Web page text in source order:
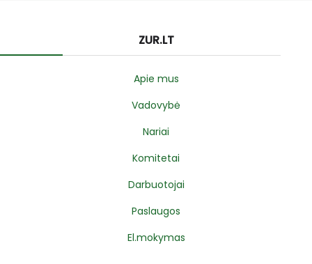
ZUR.LT
Apie mus
Vadovybė
Nariai
Komitetai
Darbuotojai
Paslaugos
El.mokymas